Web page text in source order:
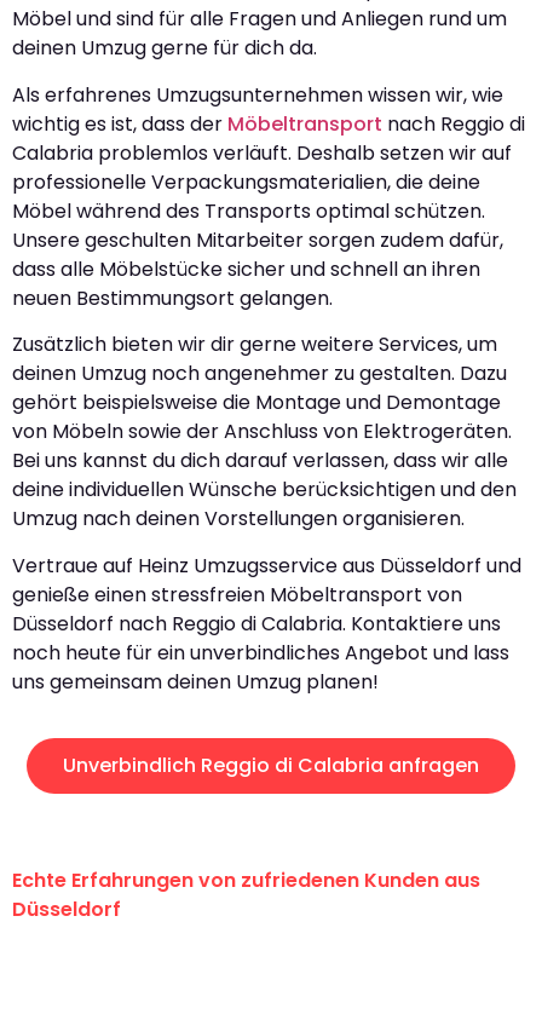
Möbel und sind für alle Fragen und Anliegen rund um
deinen Umzug gerne für dich da.
Als erfahrenes Umzugsunternehmen wissen wir, wie
wichtig es ist, dass der Möbeltransport nach Reggio di
Calabria problemlos verläuft. Deshalb setzen wir auf
professionelle Verpackungsmaterialien, die deine
Möbel während des Transports optimal schützen.
Unsere geschulten Mitarbeiter sorgen zudem dafür,
dass alle Möbelstücke sicher und schnell an ihren
neuen Bestimmungsort gelangen.
Zusätzlich bieten wir dir gerne weitere Services, um
deinen Umzug noch angenehmer zu gestalten. Dazu
gehört beispielsweise die Montage und Demontage
von Möbeln sowie der Anschluss von Elektrogeräten.
Bei uns kannst du dich darauf verlassen, dass wir alle
deine individuellen Wünsche berücksichtigen und den
Umzug nach deinen Vorstellungen organisieren.
Vertraue auf Heinz Umzugsservice aus Düsseldorf und
genieße einen stressfreien Möbeltransport von
Düsseldorf nach Reggio di Calabria. Kontaktiere uns
noch heute für ein unverbindliches Angebot und lass
uns gemeinsam deinen Umzug planen!
Unverbindlich Reggio di Calabria anfragen
Echte Erfahrungen von zufriedenen Kunden aus
Düsseldorf